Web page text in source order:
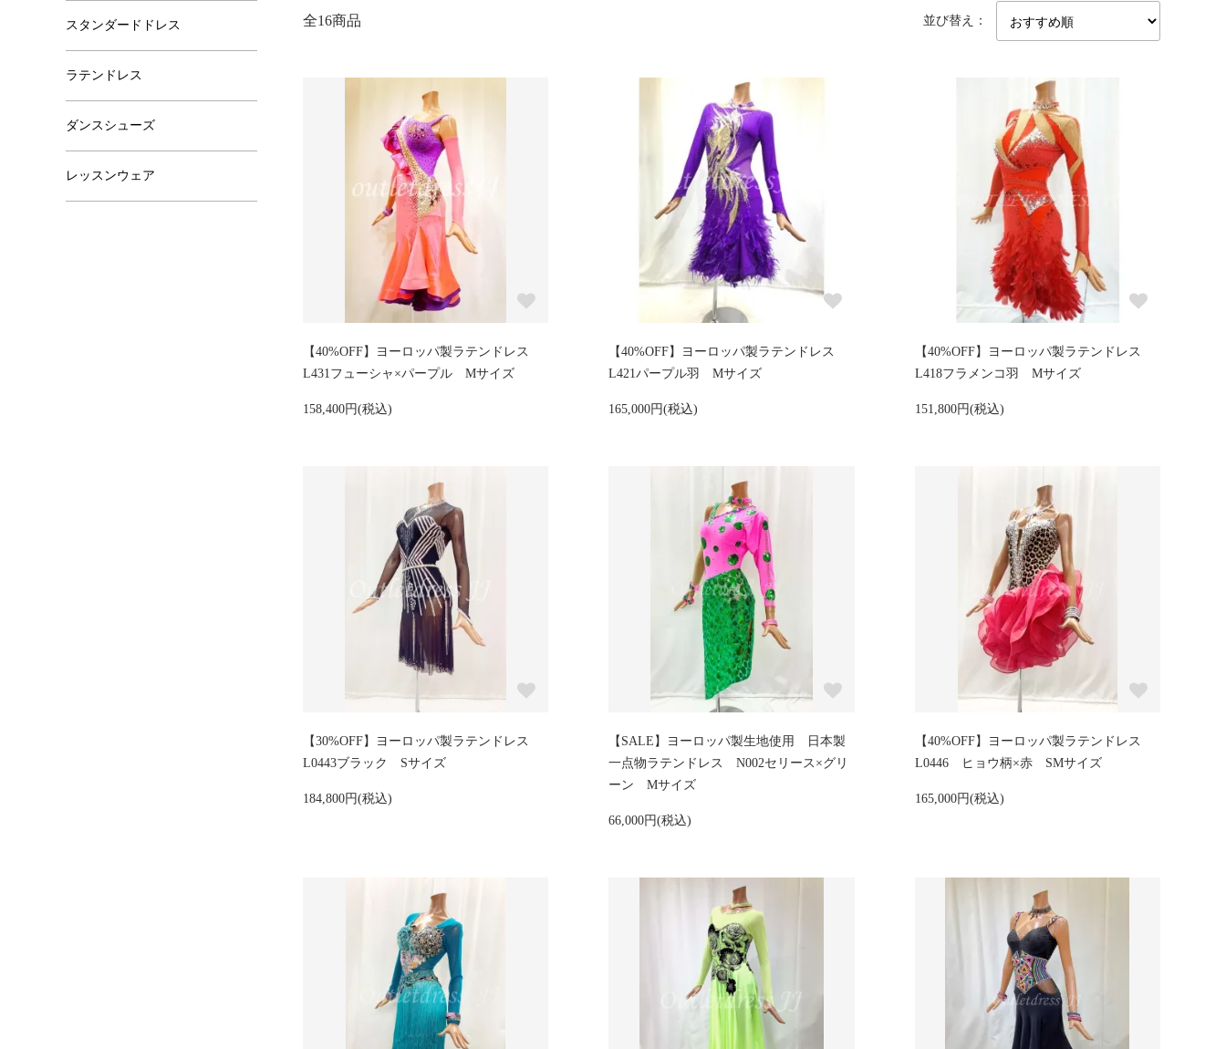
全16商品 並び替え：
【40%OFF】ヨーロッパ製ラテンドレス
L431フューシャ×パープル Mサイズ
158,400円(税込)
【40%OFF】ヨーロッパ製ラテンドレス
L421パープル羽 Mサイズ
165,000円(税込)
【40%OFF】ヨーロッパ製ラテンドレス
L418フラメンコ羽 Mサイズ
151,800円(税込)
【30%OFF】ヨーロッパ製ラテンドレス
L0443ブラック Sサイズ
184,800円(税込)
【SALE】ヨーロッパ製生地使用 日本製
一点物ラテンドレス N002セリース×グリ
ーン Mサイズ
66,000円(税込)
【40%OFF】ヨーロッパ製ラテンドレス
L0446 ヒョウ柄×赤 SMサイズ
165,000円(税込)
スタンダードドレス
ラテンドレス
ダンスシューズ
レッスンウェア